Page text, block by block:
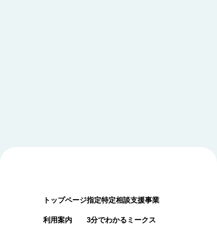
トップページ
利用案内
指定特定相談支援事業
3分でわかるミークス